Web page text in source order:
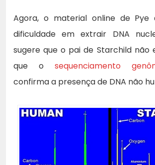
Agora, o material online de Pye
dificuldade em extrair DNA
sugere que o pai de Starchild não
que o sequenciamento
confirma a presença de DNA não